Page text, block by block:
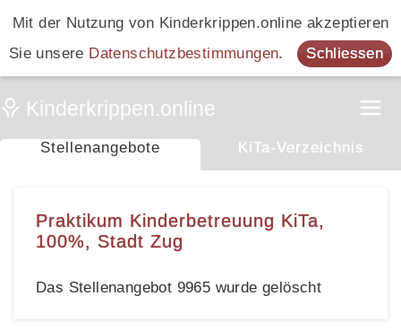
Mit der Nutzung von Kinderkrippen.online akzeptieren
Sie unsere Datenschutzbestimmungen. Schliessen
Stellenangebote KiTa-Verzeichnis
Praktikum Kinderbetreuung KiTa,
100%, Stadt Zug
Das Stellenangebot 9965 wurde gelöscht